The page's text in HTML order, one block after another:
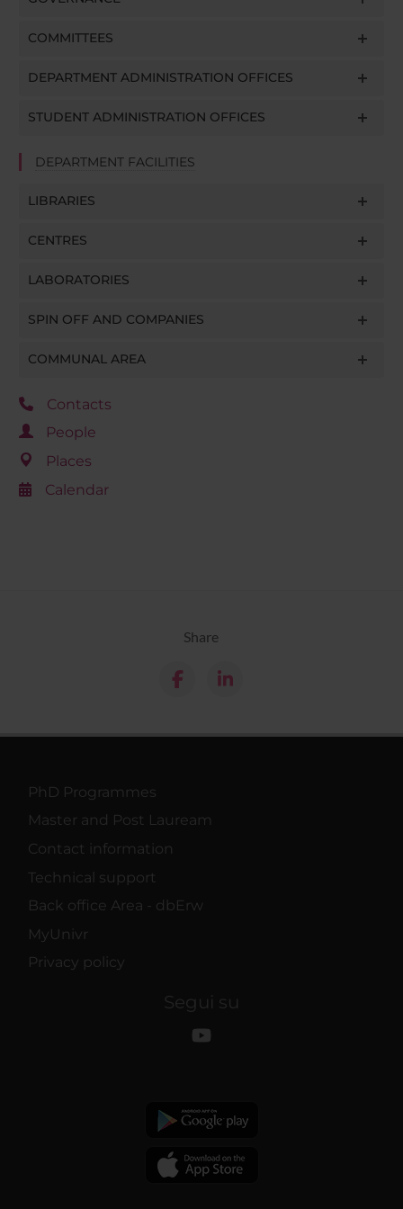
COMMITTEES
DEPARTMENT ADMINISTRATION OFFICES
STUDENT ADMINISTRATION OFFICES
DEPARTMENT FACILITIES
LIBRARIES
CENTRES
LABORATORIES
SPIN OFF AND COMPANIES
COMMUNAL AREA
Contacts
People
Places
Calendar
Share
PhD Programmes
Master and Post Lauream
Contact information
Technical support
Back office Area - dbErw
MyUnivr
Privacy policy
Segui su